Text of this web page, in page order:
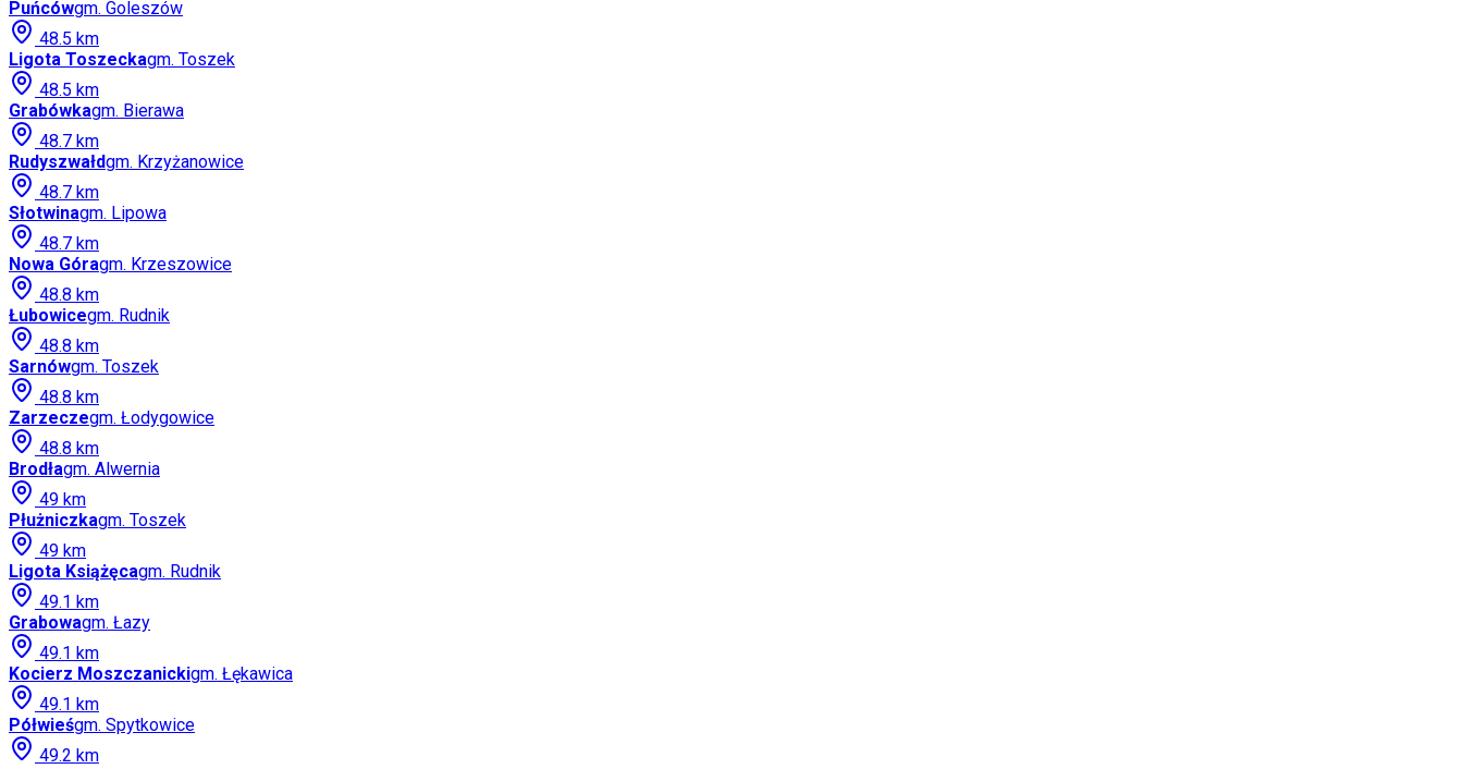
Puńcówgm. Goleszów
48.5 km
Ligota Toszeckagm. Toszek
48.5 km
Grabówkagm. Bierawa
48.7 km
Rudyszwałdgm. Krzyżanowice
48.7 km
Słotwinagm. Lipowa
48.7 km
Nowa Góragm. Krzeszowice
48.8 km
Łubowicegm. Rudnik
48.8 km
Sarnówgm. Toszek
48.8 km
Zarzeczegm. Łodygowice
48.8 km
Brodłagm. Alwernia
49 km
Płużniczkagm. Toszek
49 km
Ligota Książęcagm. Rudnik
49.1 km
Grabowagm. Łazy
49.1 km
Kocierz Moszczanickigm. Łękawica
49.1 km
Półwieśgm. Spytkowice
49.2 km